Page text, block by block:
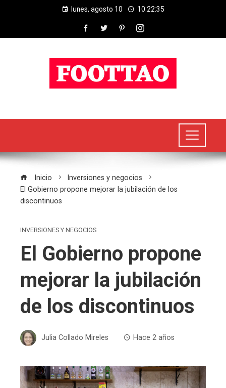
lunes, agosto 10 10:22:36
Inicio
Inversiones y negocios
El Gobierno propone mejorar la jubilación de los
discontinuos
INVERSIONES Y NEGOCIOS
El Gobierno propone
mejorar la jubilación
de los discontinuos
Julia Collado Mireles Hace 2 años